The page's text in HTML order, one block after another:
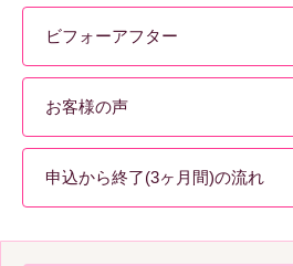
ビフォーアフター
お客様の声
申込から終了(3ヶ月間)の流れ